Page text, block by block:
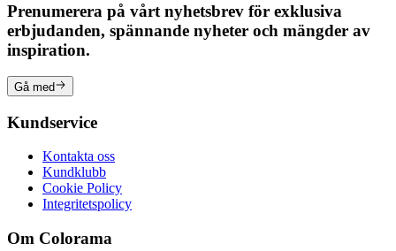
Prenumerera på vårt nyhetsbrev för exklusiva
erbjudanden, spännande nyheter och mängder av
inspiration.
Gå med
Kundservice
Kontakta oss
Kundklubb
Cookie Policy
Integritetspolicy
Om Colorama